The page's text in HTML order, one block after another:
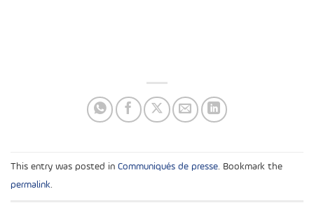
This entry was posted in Communiqués de presse. Bookmark the
permalink.